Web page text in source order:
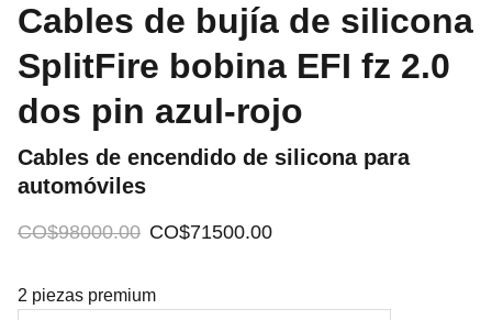
Cables de bujía de silicona
SplitFire bobina EFI fz 2.0
dos pin azul-rojo
Cables de encendido de silicona para
automóviles
CO$98000.00 CO$71500.00
2 piezas premium